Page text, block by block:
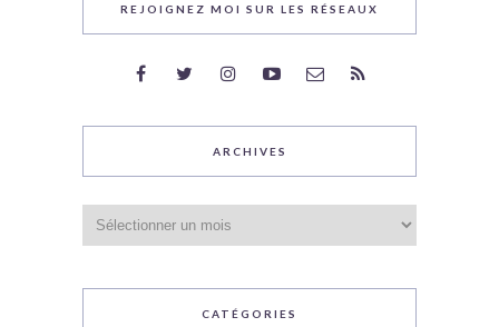
REJOIGNEZ MOI SUR LES RÉSEAUX
ARCHIVES
CATÉGORIES